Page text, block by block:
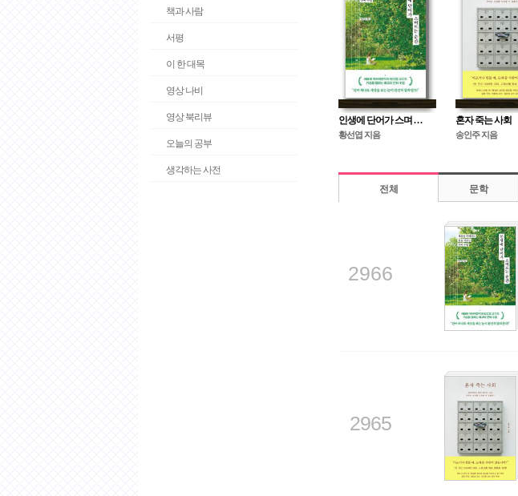
책과 사람
서평
이 한 대목
영상 나비
영상 북리뷰
오늘의 공부
생각하는 사전
인생에 단어가 스며 . . .
황선엽 지음
혼자 죽는 사회
송인주 지음
전체 문학
2966
2965